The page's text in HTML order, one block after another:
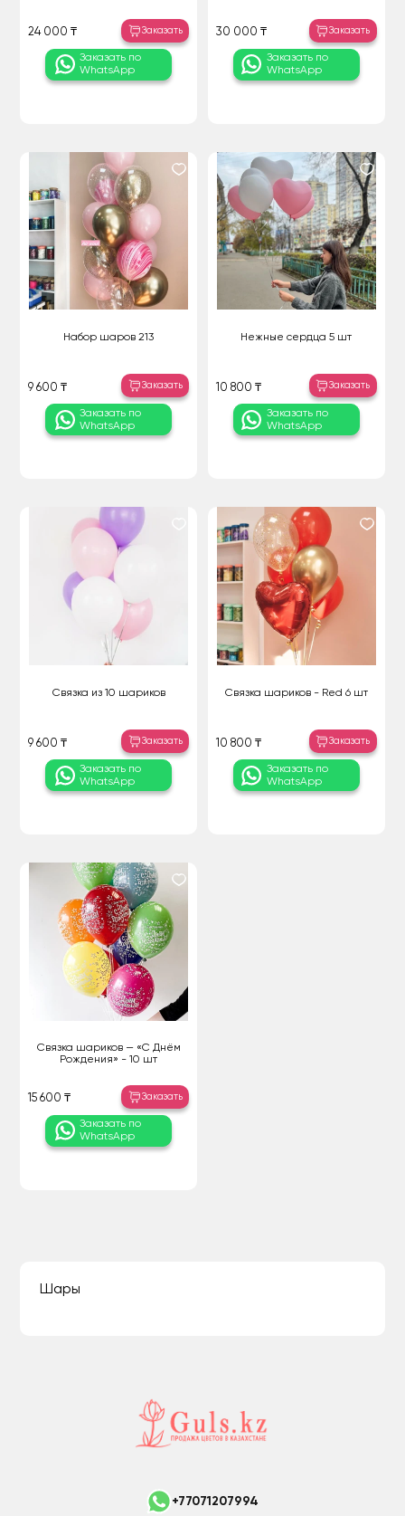
24 000 ₸ Заказать
Заказать по
WhatsApp
30 000 ₸ Заказать
Заказать по
WhatsApp
Набор шаров 213
9 600 ₸ Заказать
Заказать по
WhatsApp
Нежные сердца 5 шт
10 800 ₸ Заказать
Заказать по
WhatsApp
Связка из 10 шариков
9 600 ₸ Заказать
Заказать по
WhatsApp
Связка шариков - Red 6 шт
10 800 ₸ Заказать
Заказать по
WhatsApp
Связка шариков — «С Днём
Рождения» - 10 шт
15 600 ₸ Заказать
Заказать по
WhatsApp
Шары
+77071207994